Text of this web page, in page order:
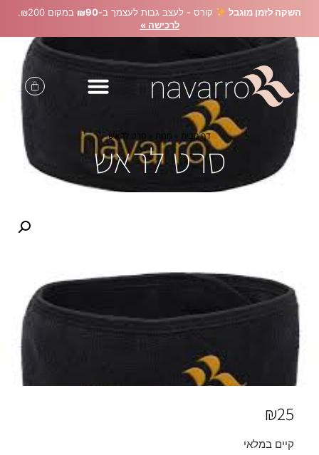
השקה לזמן מוגבל קורס - לעצב גבות לעצמך ב-₪90 במקום ₪200.
לרכישה »
דף הבית » חנות » סרט לראש
סרט לראש
₪25
קיים במלאי